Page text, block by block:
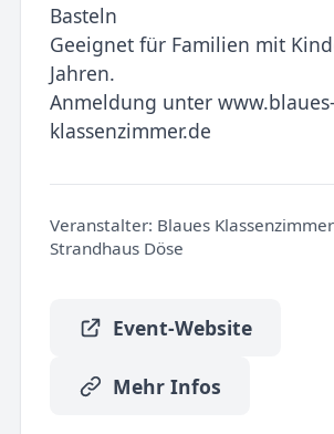
Basteln
Geeignet für Familien mit
Jahren.
Anmeldung unter www.blaues-
klassenzimmer.de
Veranstalter: Blaues
Strandhaus Döse
Event-Website
Mehr Infos